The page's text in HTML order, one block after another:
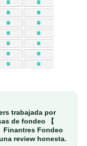
trabajada por
de fondeo 【
Finantres Fondeo
review honesta.